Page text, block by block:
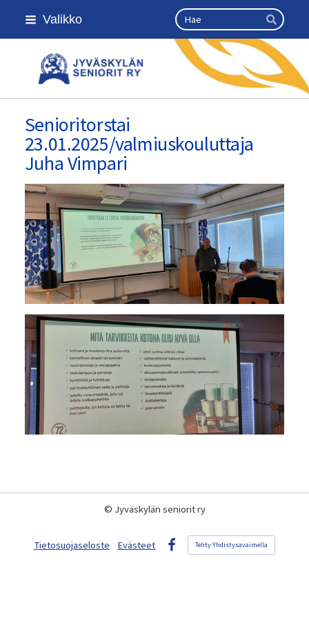
Siirry
sivun
Valikko Haku
Hae
Jyväskylän seniorit ry
Senioritorstai
23.01.2025/valmiuskouluttaja
Juha Vimpari
© Jyväskylän seniorit ry
Tietosuojaseloste
Evästeet
Facebook
Tehty Yhdistysavaimella